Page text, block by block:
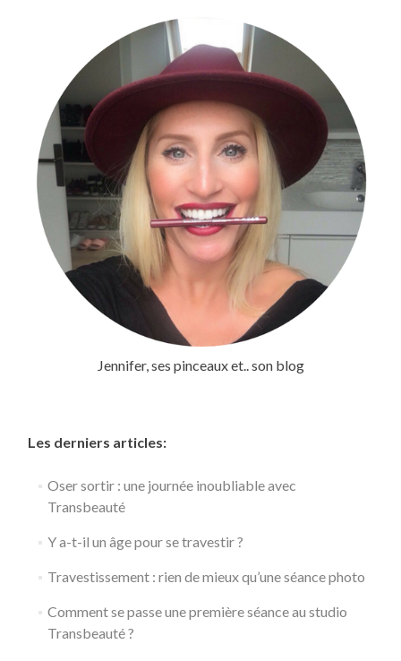
Jennifer, ses pinceaux et.. son blog
Les derniers articles:
Oser sortir : une journée inoubliable avec
Transbeauté
Y a-t-il un âge pour se travestir ?
Travestissement : rien de mieux qu’une séance photo
Comment se passe une première séance au studio
Transbeauté ?